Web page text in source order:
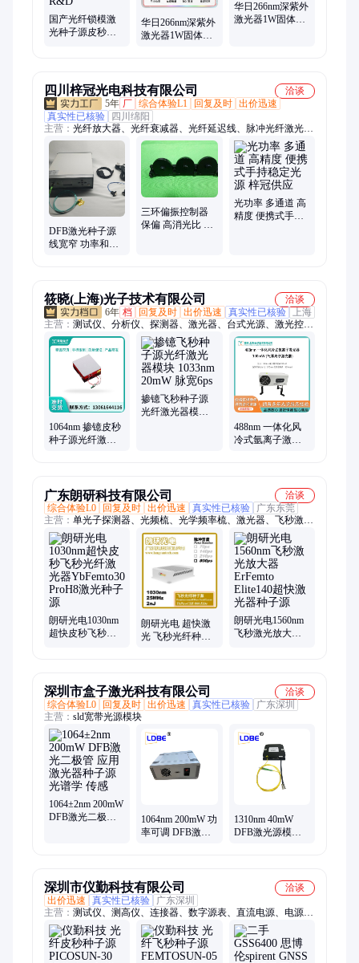
国产光纤锁模激
光种子源皮秒飞
华日266nm深紫外
激光器1W固体纳
华日266nm深紫外
激光器1W固体脉
四川梓冠光电科技有限公司
洽谈
5年 厂 综合体验L1 回复及时 出价迅速
真实性已核验
四川绵阳
主营： 光纤放大器、光纤衰减器、光纤延迟线、脉冲光纤激光
器、ASE宽带光源、光开关、光器件、纳秒光开关、多通道光延
迟线、msme光衰减器
DFB激光种子源
线宽窄 功率和光
三环偏振控制器
保偏 高消光比 加
光功率 多通道 高
精度 便携式手持
筱晓(上海)光子技术有限公司
洽谈
6年 档 回复及时 出价迅速 真实性已核验
上海
主营： 测试仪、分析仪、探测器、激光器、台式光源、激光控制
器、波长计、红外观察镜、光纤放大器、光纤拉锥机、滤波器、
光纤光栅、晶体、隔离器
1064nm 掺镱皮秒
种子源光纤激光
掺镱飞秒种子源
光纤激光器模块
488nm 一体化风
冷式氩离子激光
广东朗研科技有限公司
洽谈
综合体验L0
回复及时 出价迅速 真实性已核验
广东东莞
主营： 单光子探测器、光频梳、光学频率梳、激光器、飞秒激光
器、皮秒激光器、光纤激光器、超快激光器、光纤超快激光器、
超快光纤激光器、光纤飞秒激光器、飞秒光纤激光器、皮秒光纤
激光器、光纤皮秒激光器、光纤种子源、皮秒种子源、飞秒种子
源、皮秒光纤种子源、光纤皮秒种子源、飞秒光纤种子源、光纤
飞秒种子源、超短脉冲激光器、脉冲激光器、双光梳、探测器
朗研光电1030nm
超快皮秒飞秒光
朗研光电 超快激
光 飞秒光纤种子
朗研光电1560nm
飞秒激光放大器
深圳市盒子激光科技有限公司
洽谈
综合体验L0
回复及时 出价迅速 真实性已核验
广东深圳
主营： sld宽带光源模块
1064±2nm 200mW
DFB激光二极管
1064nm 200mW 功
率可调 DFB激光
1310nm 40mW
DFB激光源模块
深圳市仪勤科技有限公司
洽谈
出价迅速
真实性已核验
广东深圳
主营： 测试仪、测高仪、连接器、数字源表、直流电源、电源插
针、电网模拟电源、测长仪、示波器、浮动板、模拟电池、粗糙
度仪、压力调节器、数字万用表、精密千分尺、压力传感器、数
显厚度表、数据采集器、红外测温仪、功率分析仪、温度传感